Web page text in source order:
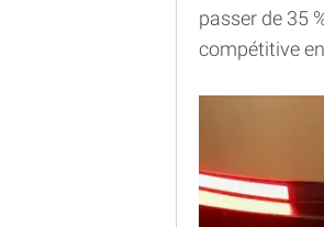
passer de 35
compétitive